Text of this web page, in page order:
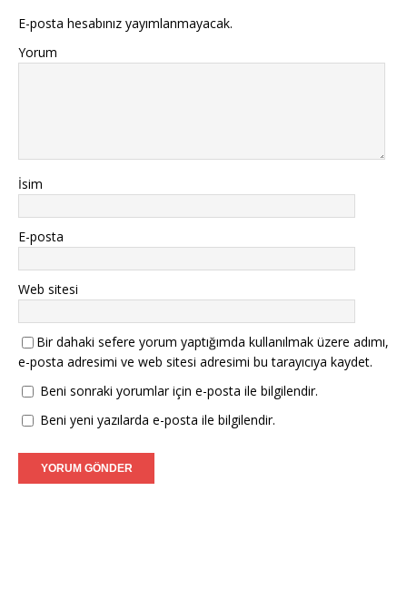
E-posta hesabınız yayımlanmayacak.
Yorum
İsim
E-posta
Web sitesi
Bir dahaki sefere yorum yaptığımda kullanılmak üzere adımı,
e-posta adresimi ve web sitesi adresimi bu tarayıcıya kaydet.
Beni sonraki yorumlar için e-posta ile bilgilendir.
Beni yeni yazılarda e-posta ile bilgilendir.